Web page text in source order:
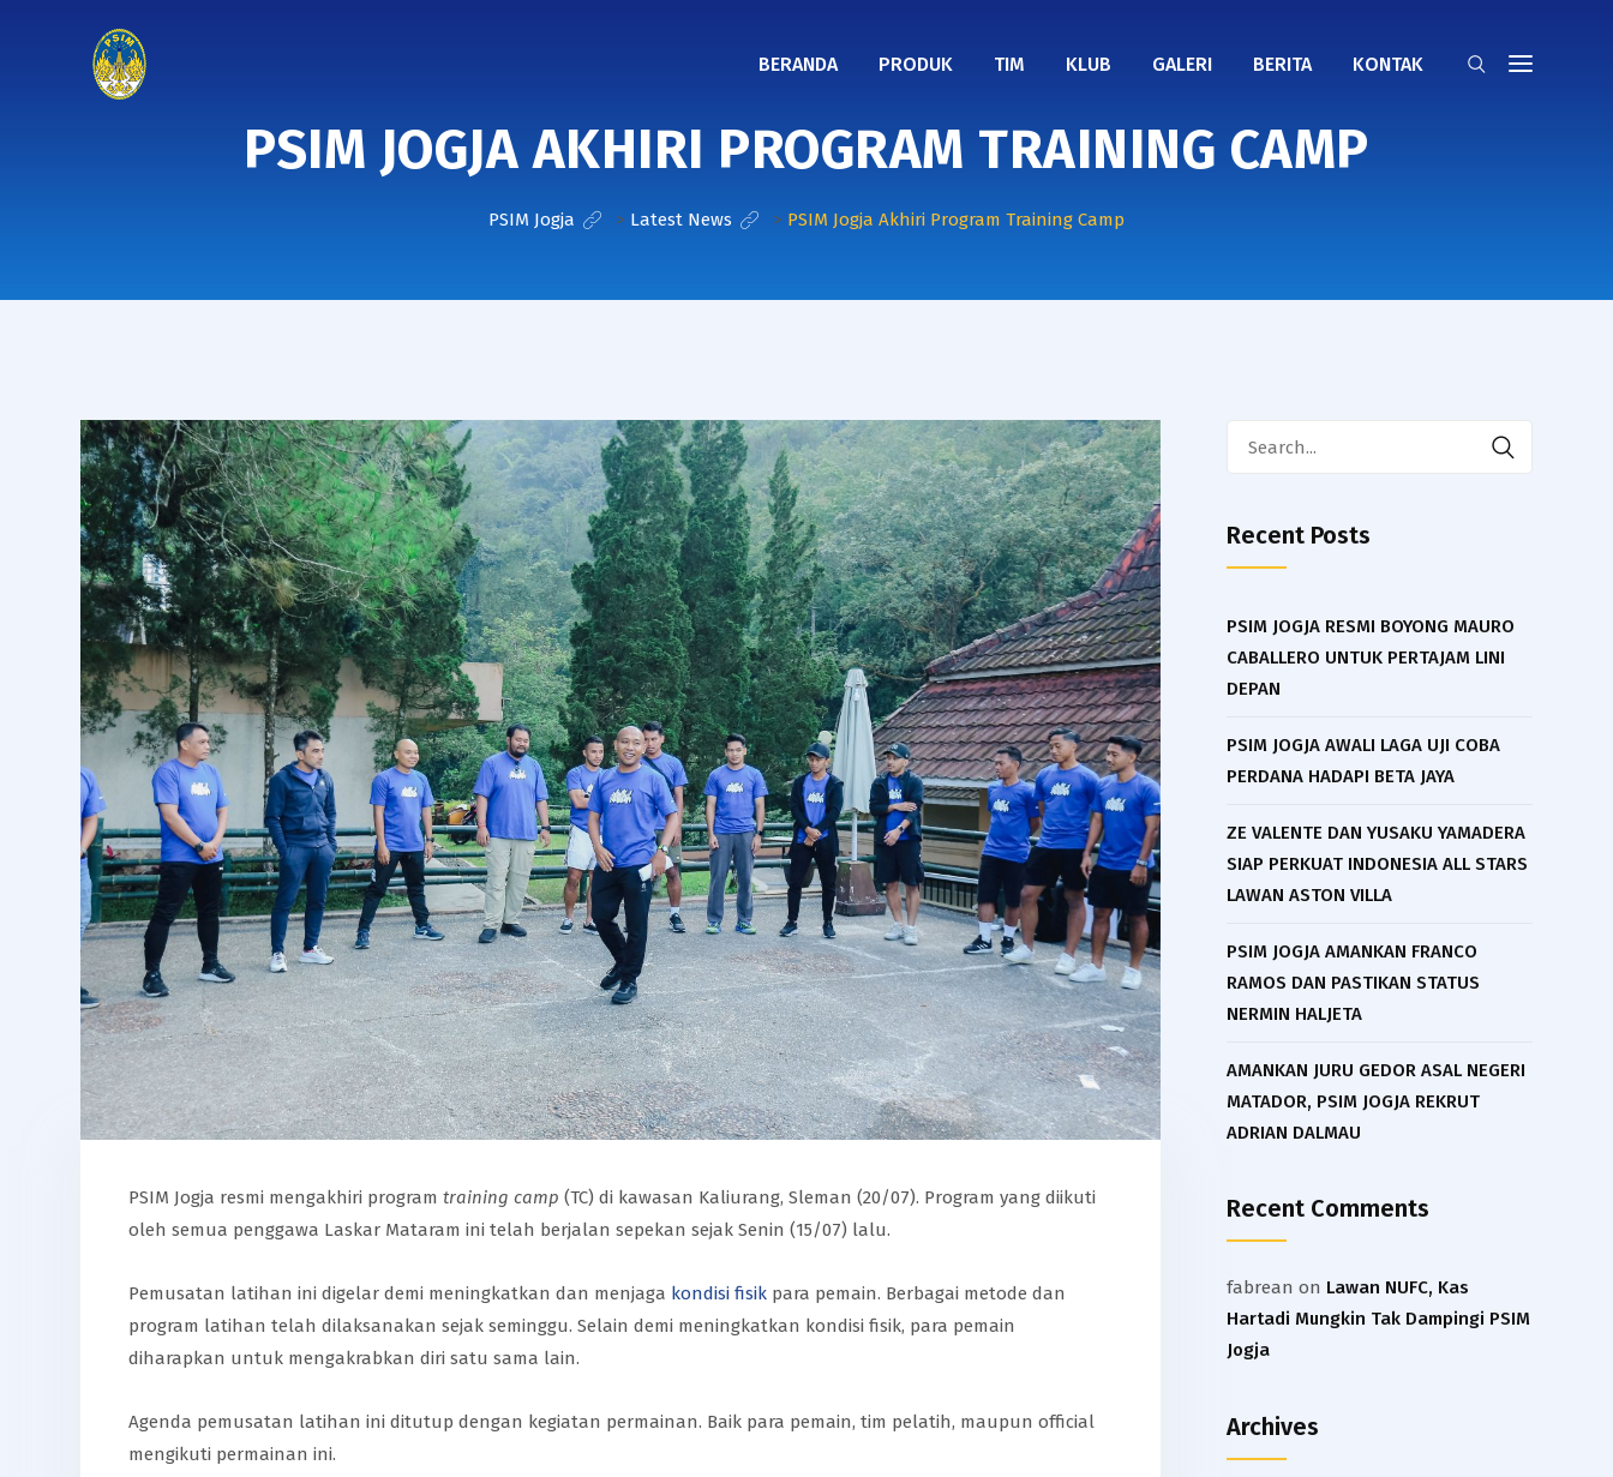
BERANDA PRODUK TIM KLUB GALERI BERITA KONTAK
PSIM JOGJA AKHIRI PROGRAM TRAINING CAMP
PSIM Jogja > Latest News > PSIM Jogja Akhiri Program Training Camp
PSIM Jogja resmi mengakhiri program training camp (TC) di kawasan Kaliurang, Sleman (20/07). Program yang diikuti
oleh semua penggawa Laskar Mataram ini telah berjalan sepekan sejak Senin (15/07) lalu.
Pemusatan latihan ini digelar demi meningkatkan dan menjaga kondisi fisik para pemain. Berbagai metode dan
program latihan telah dilaksanakan sejak seminggu. Selain demi meningkatkan kondisi fisik, para pemain
diharapkan untuk mengakrabkan diri satu sama lain.
Agenda pemusatan latihan ini ditutup dengan kegiatan permainan. Baik para pemain, tim pelatih, maupun official
mengikuti permainan ini.
Recent Posts
PSIM JOGJA RESMI BOYONG MAURO
CABALLERO UNTUK PERTAJAM LINI
DEPAN
PSIM JOGJA AWALI LAGA UJI COBA
PERDANA HADAPI BETA JAYA
ZE VALENTE DAN YUSAKU YAMADERA
SIAP PERKUAT INDONESIA ALL STARS
LAWAN ASTON VILLA
PSIM JOGJA AMANKAN FRANCO
RAMOS DAN PASTIKAN STATUS
NERMIN HALJETA
AMANKAN JURU GEDOR ASAL NEGERI
MATADOR, PSIM JOGJA REKRUT
ADRIAN DALMAU
Recent Comments
fabrean on Lawan NUFC, Kas
Hartadi Mungkin Tak Dampingi PSIM
Jogja
Archives